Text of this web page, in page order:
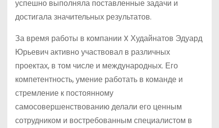
успешно выполняла поставленные задачи и
достигала значительных результатов.
За время работы в компании X Худайнатов Эдуард
Юрьевич активно участвовал в различных
проектах, в том числе и международных. Его
компетентность, умение работать в команде и
стремление к постоянному
самосовершенствованию делали его ценным
сотрудником и востребованным специалистом в